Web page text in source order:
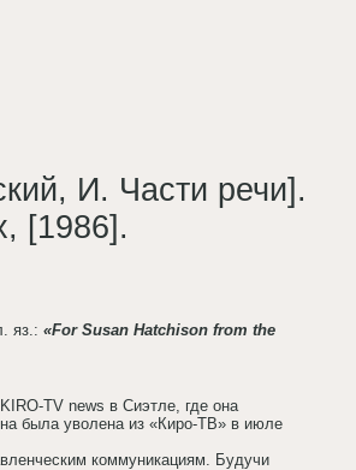
И. Части речи].
[1986].
яз.:«For Susan Hatchison from the
TV news в Сиэтле, где она
была уволена из «Киро-ТВ» в июле
коммуникациям. Будучи